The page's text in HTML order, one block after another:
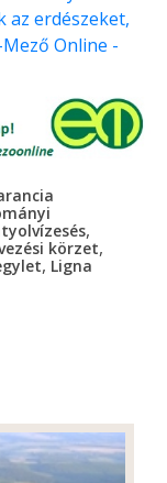
az erdészeket,
Online -
,
körzet,
, Ligna